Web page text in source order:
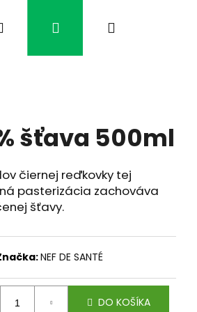
ČO VÁS TRÁPI?
Hľadať Prihlásenie
šťava 500ml
čiernej reďkovky tej
pasterizácia zachováva
šťavy.
NEF DE SANTÉ
DO KOŠÍKA